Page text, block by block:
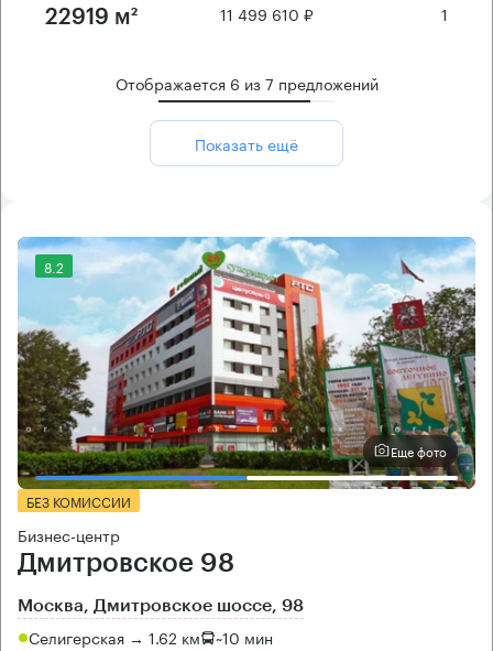
22919 м² 11 499 610 ₽ 1
Отображается 6 из7 предложений
Показать ещё
8.2
Еще фото
БЕЗ КОМИССИИ
Бизнес-центр
Дмитровское 98
Москва, Дмитровское шоссе, 98
Селигерская → 1.62 км ~10 мин